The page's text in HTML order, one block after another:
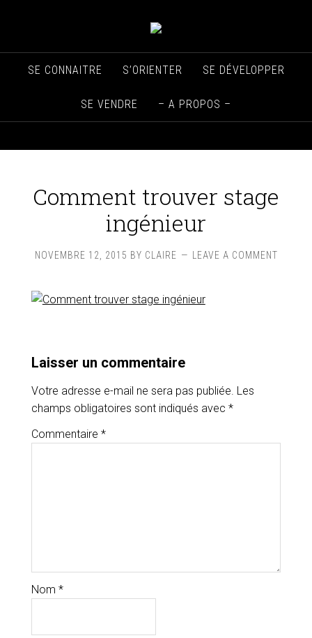
SE CONNAITRE S’ORIENTER SE DÉVELOPPER
SE VENDRE – A PROPOS –
Comment trouver stage
ingénieur
NOVEMBRE 12, 2015 BY CLAIRE LEAVE A COMMENT
Laisser un commentaire
Votre adresse e-mail ne sera pas publiée. Les
champs obligatoires sont indiqués avec *
Commentaire *
Nom *